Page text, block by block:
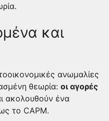
και
ανωμαλίες
θεωρία: οι αγορές
ακολουθούν ένα
το CAPM.